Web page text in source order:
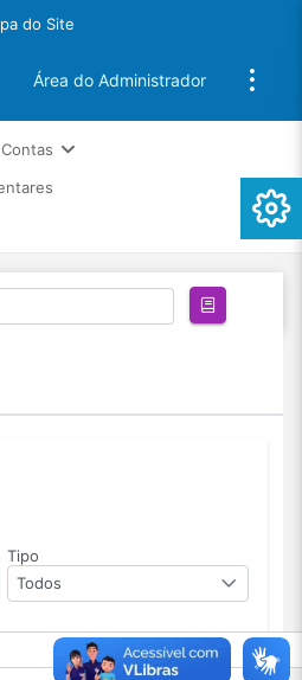
do Site
Área do Administrador
Tipo
Todos